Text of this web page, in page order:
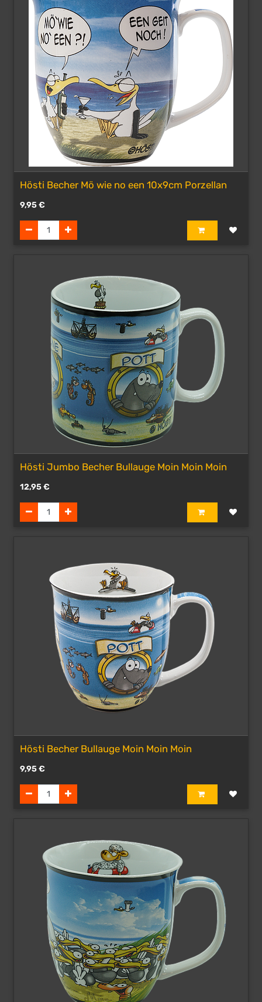
Hösti Becher Mö wie no een 10x9cm Porzellan
9,95€
Hösti Jumbo Becher Bullauge Moin Moin Moin
12,95€
Hösti Becher Bullauge Moin Moin Moin
9,95€